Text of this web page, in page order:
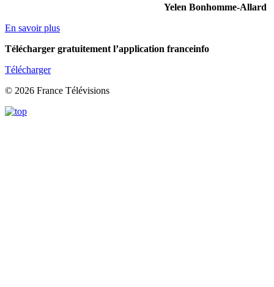
Yelen Bonhomme-Allard
En savoir plus
Télécharger gratuitement l’application franceinfo
Télécharger
© 2026 France Télévisions